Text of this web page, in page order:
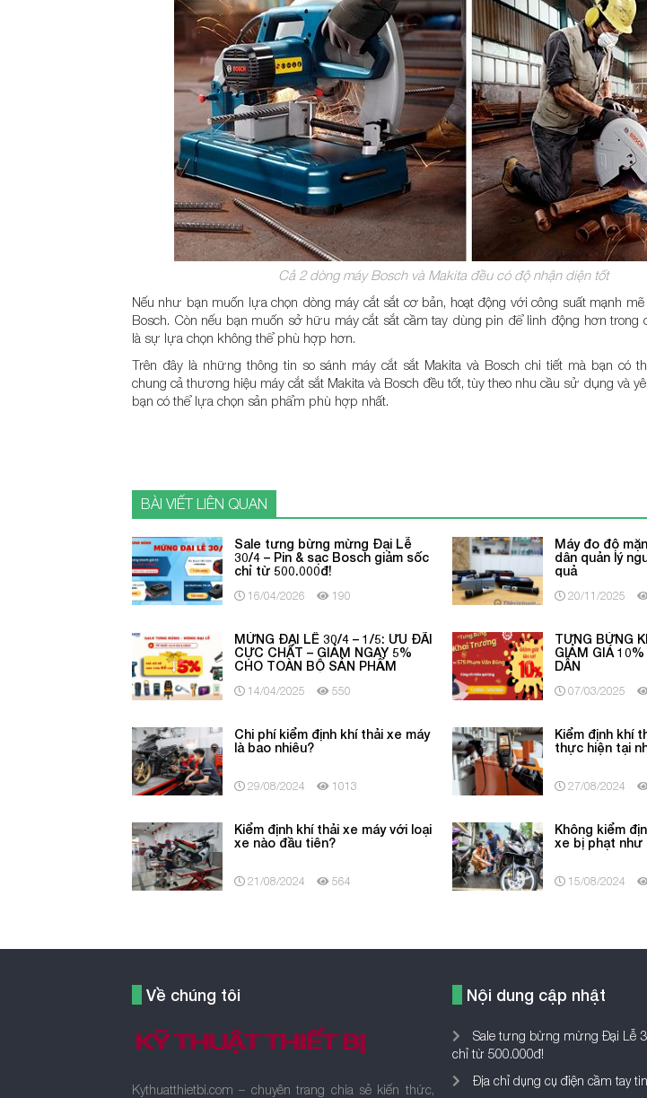
Cả 2 dòng máy Bosch và Makita đều có độ nhận diện tốt
Nếu như bạn muốn lựa chọn dòng máy cắt sắt cơ bản, hoạt động với công suất mạnh
Bosch. Còn nếu bạn muốn sở hữu máy cắt sắt cầm tay dùng pin để linh động hơn trong
là sự lựa chọn không thể phù hợp hơn.
Trên đây là những thông tin so sánh máy cắt sắt Makita và Bosch chi tiết mà bạn có
chung cả thương hiệu máy cắt sắt Makita và Bosch đều tốt, tùy theo nhu cầu sử dụng và
bạn có thể lựa chọn sản phẩm phù hợp nhất.
BÀI VIẾT LIÊN QUAN
Sale tưng bừng mừng Đại Lễ
30/4 – Pin & sạc Bosch giảm sốc
chỉ từ 500.000đ!
16/04/2026 190
Máy đo độ
dân quản lý
quả
20/11/2025
MỪNG ĐẠI LỄ 30/4 – 1/5: ƯU ĐÃI
CỰC CHẤT – GIẢM NGAY 5%
CHO TOÀN BỘ SẢN PHẨM
14/04/2025 550
TƯNG BỪNG
GIẢM GIÁ 10%
DẪN
07/03/2025
Chi phí kiểm định khí thải xe máy
là bao nhiêu?
29/08/2024 1013
Kiểm định khí
thực hiện tại
27/08/2024
Kiểm định khí thải xe máy với loại
xe nào đầu tiên?
21/08/2024 564
Không kiểm
xe bị phạt như
15/08/2024
Nội dung cập nhật
Sale tưng bừng mừng Đại Lễ
chỉ từ 500.000đ!
Địa chỉ dụng cụ điện cầm tay
Về chúng tôi
Kythuatthietbi.com – chuyên trang chia sẻ kiến thức,